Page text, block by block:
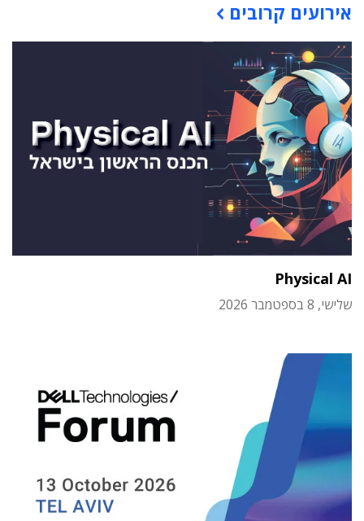
אירועים קרובים
Physical AI
שלישי, 8 בספטמבר 2026